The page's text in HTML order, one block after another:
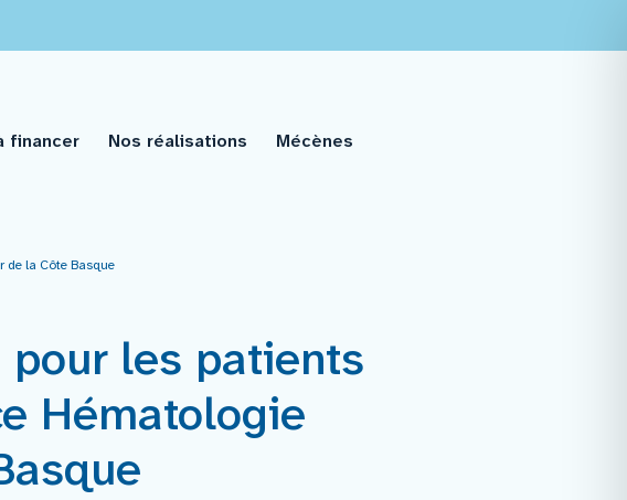
financer Nos réalisations Mécènes
de la Côte Basque
pour les patients
Hématologie